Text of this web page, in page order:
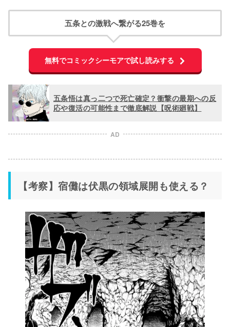
五条との激戦へ繋がる25巻を
無料でコミックシーモアで試し読みする
五条悟は真っ二つで死亡確定？衝撃の最期への反
応や復活の可能性まで徹底解説【呪術廻戦】
AD
【考察】宿儺は伏黒の領域展開も使える？